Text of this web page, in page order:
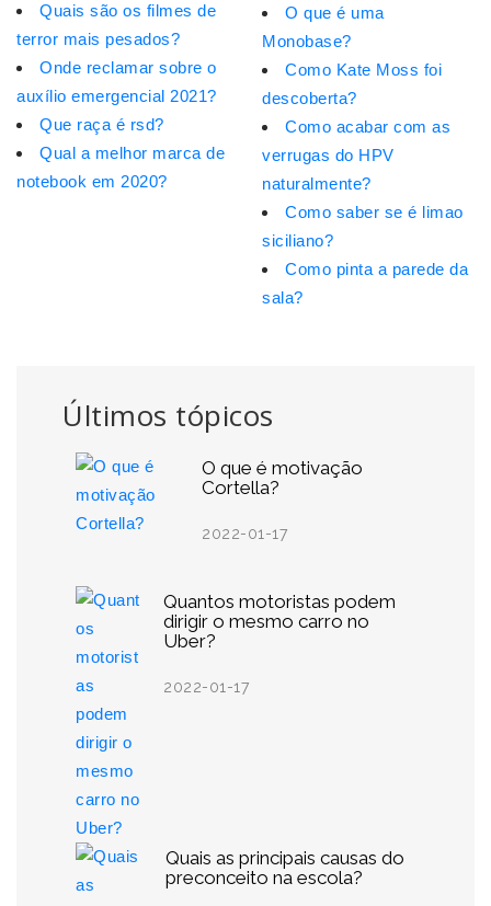
Últimos tópicos
O que é motivação
Cortella?
2022-01-17
Quantos motoristas podem
dirigir o mesmo carro no
Uber?
2022-01-17
Quais as principais causas do
preconceito na escola?
Quais são os filmes de
terror mais pesados?
Onde reclamar sobre o
auxílio emergencial 2021?
Que raça é rsd?
Qual a melhor marca de
notebook em 2020?
O que é uma
Monobase?
Como Kate Moss foi
descoberta?
Como acabar com as
verrugas do HPV
naturalmente?
Como saber se é limao
siciliano?
Como pinta a parede da
sala?